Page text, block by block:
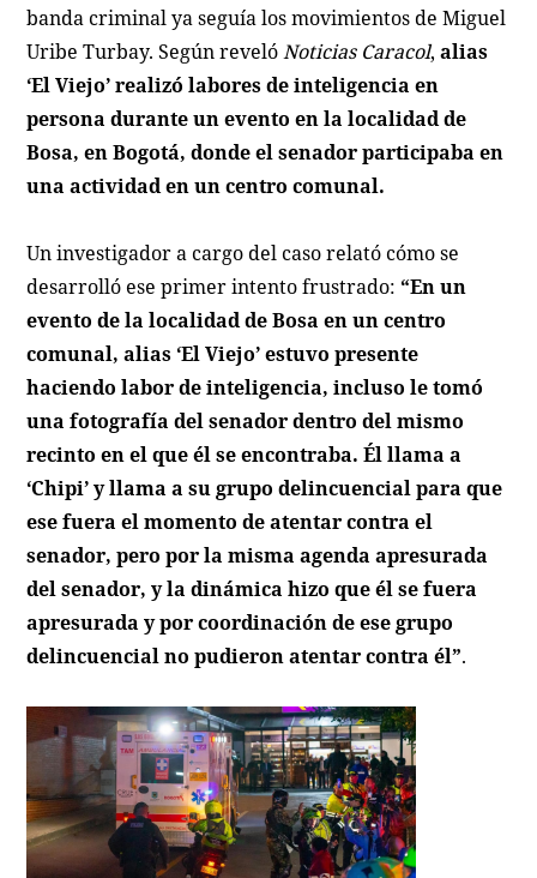
banda criminal ya seguía los movimientos de Miguel
Uribe Turbay. Según revelóNoticias Caracol,alias
‘El Viejo’ realizó labores de inteligencia en
persona durante un evento en la localidad de
Bosa, en Bogotá, donde el senador participaba en
una actividad en un centro comunal.
Un investigador a cargo del caso relató cómo se
desarrolló ese primer intento frustrado: “En un
evento de la localidad de Bosa en un centro
comunal, alias ‘El Viejo’ estuvo presente
haciendo labor de inteligencia, incluso le tomó
una fotografía del senador dentro del mismo
recinto en el que él se encontraba. Él llama a
‘Chipi’ y llama a su grupo delincuencial para que
ese fuera el momento de atentar contra el
senador, pero por la misma agenda apresurada
del senador, y la dinámica hizo que él se fuera
apresurada y por coordinación de ese grupo
delincuencial no pudieron atentar contra él”.